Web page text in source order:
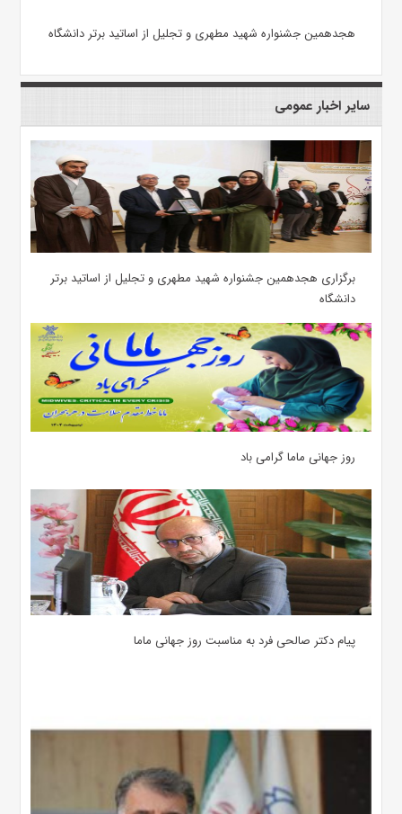
هجدهمین جشنواره شهید مطهری و تجلیل از اساتید برتر دانشگاه
سایر اخبار عمومی
برگزاری هجدهمین جشنواره شهید مطهری و تجلیل از اساتید برتر
دانشگاه
روز جهانی ماما گرامی باد
پیام دکتر صالحی فرد به مناسبت روز جهانی ماما